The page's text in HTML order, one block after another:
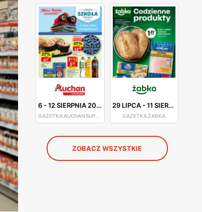
6-12 SIERPNIA 2026
GAZETKA AUCHAN SUPERMARKET
29 LIPCA-11 SIERPNIA 2026
GAZETKA ŻABKA
ZOBACZ WSZYSTKIE